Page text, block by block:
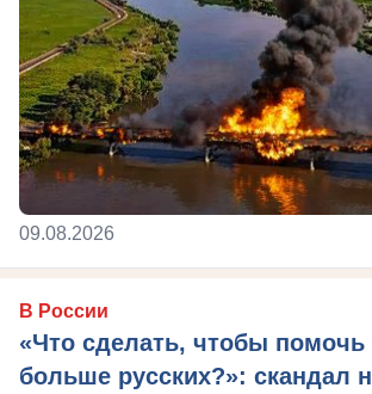
09.08.2026
В России
«Что сделать, чтобы помочь
больше русских?»: скандал